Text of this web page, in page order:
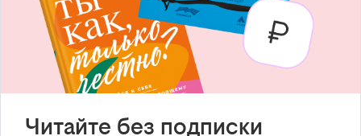
Читайте без подписки